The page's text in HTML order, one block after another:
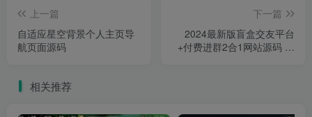
上一篇
自适应星空背景个人主页导
航页面源码
下一篇
2024最新版盲盒交友平台
+付费进群2合1网站源码 内
相关推荐